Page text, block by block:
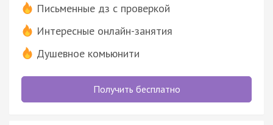
Письменные дз с проверкой
Интересные онлайн-занятия
Душевное комьюнити
Получить бесплатно